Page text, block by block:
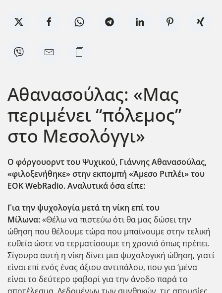
Αθανασούλας: «Μας
περιμένει “πόλεμος”
στο Μεσολόγγι»
Ο φόργουορντ του Ψυχικού, Γιάννης Αθανασούλας,
«φιλοξενήθηκε» στην εκπομπή «Άμεσο Ριπλέι» του
EOK WebRadio. Αναλυτικά όσα είπε:
Για την ψυχολογία μετά τη νίκη επί του
Μίλωνα:«Θέλω να πιστεύω ότι θα μας δώσει την
ώθηση που θέλουμε τώρα που μπαίνουμε στην τελική
ευθεία ώστε να τερματίσουμε τη χρονιά όπως πρέπει.
Σίγουρα αυτή η νίκη δίνει μια ψυχολογική ώθηση, γιατί
είναι επί ενός ένας άξιου αντιπάλου, που για ‘μένα
είναι το δεύτερο φαβορί για την άνοδο παρά το